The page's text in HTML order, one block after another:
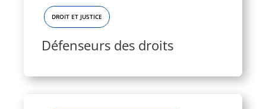
DROIT ET JUSTICE
Défenseurs des droits